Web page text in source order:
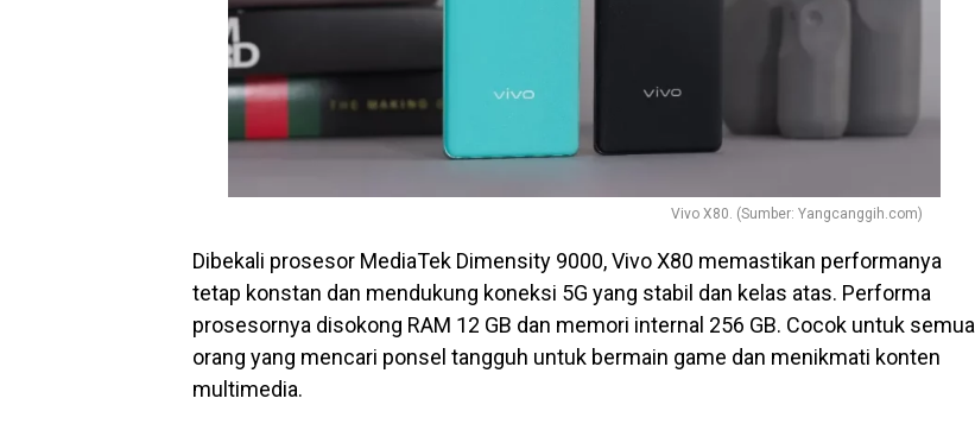
Vivo X80. (Sumber: Yangcanggih.com)
Dibekali prosesor MediaTek Dimensity 9000, Vivo X80 memastikan performanya
tetap konstan dan mendukung koneksi 5G yang stabil dan kelas atas. Performa
prosesornya disokong RAM 12 GB dan memori internal 256 GB. Cocok untuk semua
orang yang mencari ponsel tangguh untuk bermain game dan menikmati konten
multimedia.